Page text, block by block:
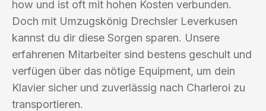
how und ist oft mit hohen Kosten verbunden.
Doch mit Umzugskönig Drechsler Leverkusen
kannst du dir diese Sorgen sparen. Unsere
erfahrenen Mitarbeiter sind bestens geschult und
verfügen über das nötige Equipment, um dein
Klavier sicher und zuverlässig nach Charleroi zu
transportieren.